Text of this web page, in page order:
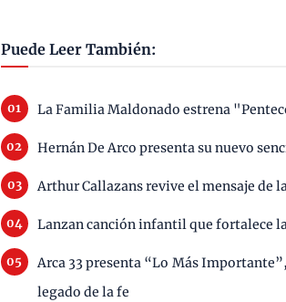
Puede Leer También:
La Familia Maldonado estrena
Hernán De Arco presenta su nuevo
Arthur Callazans revive el mensaje de
Lanzan canción infantil que fortalece
Arca 33 presenta “Lo Más
legado de la fe